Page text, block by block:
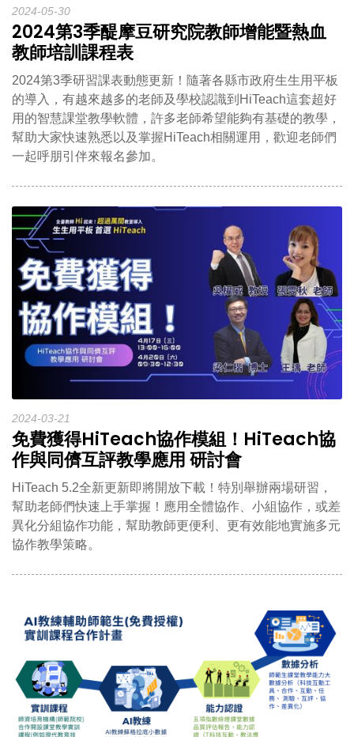
2024-05-30
2024第3季醍摩豆研究院教師增能暨熱血
教師培訓課程表
2024第3季研習課表動態更新！隨著各縣市政府生生用平板
的導入，有越來越多的老師及學校認識到HiTeach這套超好
用的智慧課堂教學軟體，許多老師希望能夠有基礎的教學，
幫助大家快速熟悉以及掌握HiTeach相關運用，歡迎老師們
一起呼朋引伴來報名參加。
2024-03-21
免費獲得HiTeach協作模組！HiTeach協
作與同儕互評教學應用 研討會
HiTeach 5.2全新更新即將開放下載！特別舉辦兩場研習，
幫助老師們快速上手掌握！應用全體協作、小組協作，或差
異化分組協作功能，幫助教師更便利、更有效能地實施多元
協作教學策略。